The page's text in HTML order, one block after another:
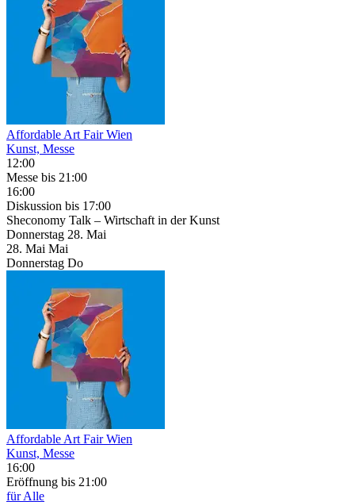
Affordable Art Fair Wien
Kunst, Messe
12:00
Messe bis 21:00
16:00
Diskussion bis 17:00
Sheconomy Talk – Wirtschaft in der Kunst
Donnerstag 28. Mai
28. Mai Mai
Donnerstag Do
Affordable Art Fair Wien
Kunst, Messe
16:00
Eröffnung bis 21:00
für Alle